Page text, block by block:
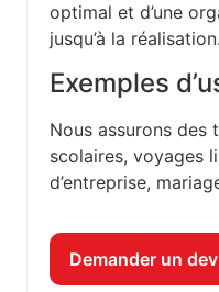
optimal et d’une
jusqu’à la réalisation.
Exemples
Nous assurons des
scolaires, voyages
d’entreprise,
Demander un